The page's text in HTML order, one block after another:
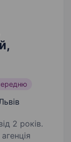
2 років.